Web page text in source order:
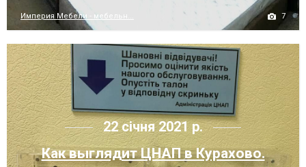
Империя Мебели - мебельн... 7
22 січня 2021 р.
Как выглядит ЦНАП в Курахово.